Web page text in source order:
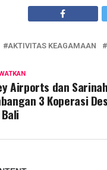
AKTIVITAS KEAGAMAAN
Airports dan
3 Koperasi